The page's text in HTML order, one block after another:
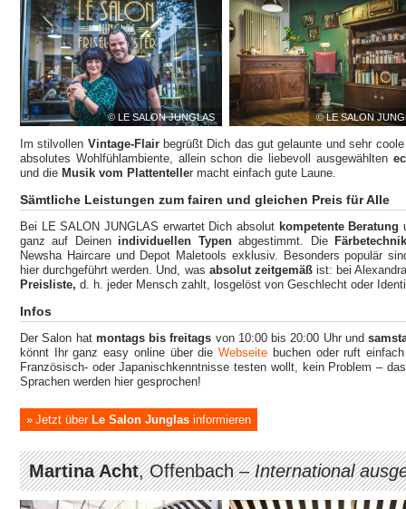
© LE SALON JUNGLAS © LE SALON
Im stilvollen Vintage-Flairbegrüßt Dich das gut gelaunte und sehr
absolutes Wohlfühlambiente, allein schon die liebevoll ausgewählten
und die Musik vom Plattenteller macht einfach gute Laune.
Sämtliche Leistungen zum fairen und gleichen Preis für Alle
Bei LE SALON JUNGLAS erwartet Dich absolut kompetente Beratung
ganz auf Deinenindividuellen Typenabgestimmt. Die
Newsha Haircare und Depot Maletools exklusiv. Besonders populär
hier durchgeführt werden. Und, was absolut zeitgemäßist: bei
Preisliste, d. h. jeder Mensch zahlt, losgelöst von Geschlecht oder
Infos
Der Salon hat montags bis freitags von 10:00 bis 20:00 Uhr und
könnt Ihr ganz easy online über dieWebseite buchen oder ruft
Französisch- oder Japanischkenntnisse testen wollt, kein Problem –
Sprachen werden hier gesprochen!
Jetzt über Le Salon Junglas informieren
Martina Acht, Offenbach –International